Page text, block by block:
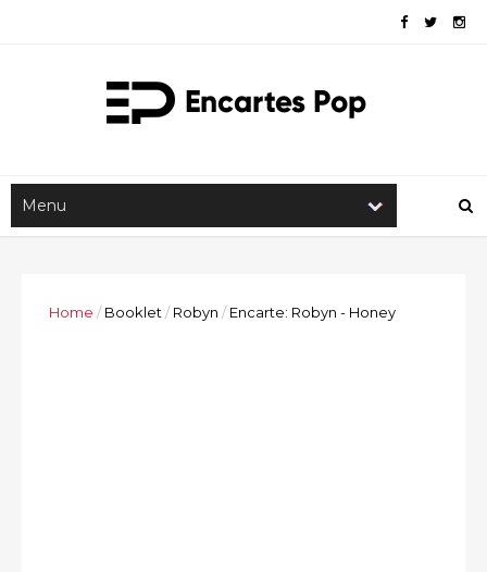
Home / Booklet / Robyn / Encarte: Robyn - Honey